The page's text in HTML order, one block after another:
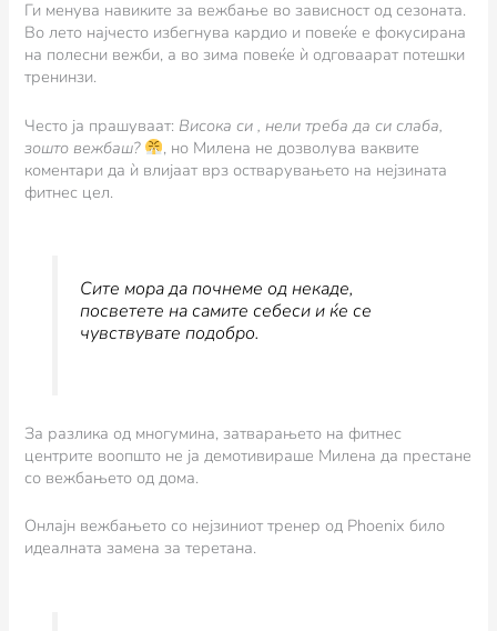
Ги менува навиките за вежбање во зависност од сезоната.
Во лето најчесто избегнува кардио и повеќе е фокусирана
на полесни вежби, а во зима повеќе ѝ одговаарат потешки
тренинзи.
Често ја прашуваат: Висока си , нели треба да си слаба,
зошто вежбаш?
, но Милена не дозволува ваквите
коментари да ѝ влијаат врз остварувањето на нејзината
фитнес цел.
Сите мора да почнеме од некаде,
посветете на самите себеси и ќе се
чувствувате подобро.
За разлика од многумина, затварањето на фитнес
центрите воопшто не ја демотивираше Милена да престане
со вежбањето од дома.
Онлајн вежбањето со нејзиниот тренер од Phoenix било
идеалната замена за теретана.